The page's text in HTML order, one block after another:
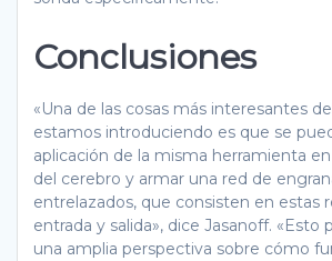
Conclusiones
«Una de las cosas más interesantes
estamos introduciendo es que se
aplicación de la misma herramienta
del cerebro y armar una red de
entrelazados, que consisten en estas
entrada y salida», dice Jasanoff. «Esto
una amplia perspectiva sobre cómo